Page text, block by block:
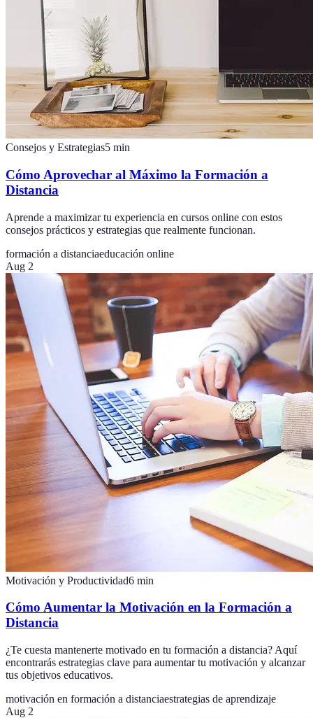
Consejos y Estrategias5 min
Cómo Aprovechar al Máximo la Formación a
Distancia
Aprende a maximizar tu experiencia en cursos online con estos
consejos prácticos y estrategias que realmente funcionan.
formación a distanciaeducación online
Aug 2
Motivación y Productividad6 min
Cómo Aumentar la Motivación en la Formación a
Distancia
¿Te cuesta mantenerte motivado en tu formación a distancia? Aquí
encontrarás estrategias clave para aumentar tu motivación y alcanzar
tus objetivos educativos.
motivación en formación a distanciaestrategias de aprendizaje
Aug 2